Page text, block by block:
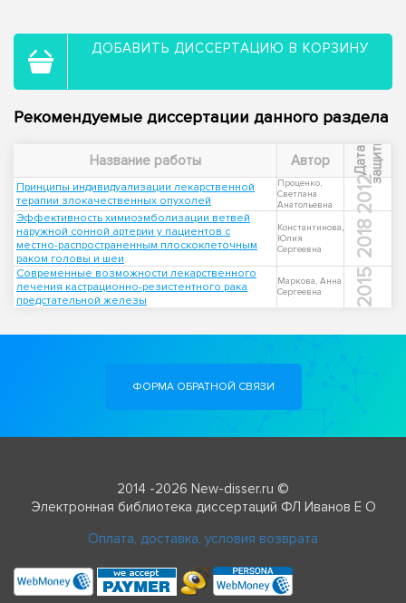
ДОБАВИТЬ ДИССЕРТАЦИЮ В КОРЗИНУ
Рекомендуемые диссертации данного раздела
Название работы Автор Д
а
т
а
з
а
щ
и
т ы
Принципы индивидуализации лекарственной
терапии злокачественных опухолей
Проценко,
Светлана
Анатольевна
2012
Эффективность химиоэмболизации ветвей
наружной сонной артерии у пациентов с
местно-распространенным плоскоклеточным
раком головы и шеи
Константинова,
Юлия
Сергеевна
2018
Современные возможности лекарственного
лечения кастрационно-резистентного рака
предстательной железы
Маркова, Анна
Сергеевна
2015
ФОРМА ОБРАТНОЙ СВЯЗИ
2014 -2026 New-disser.ru ©
Электронная библиотека диссертаций ФЛ Иванов Е О
Оплата, доставка, условия возврата